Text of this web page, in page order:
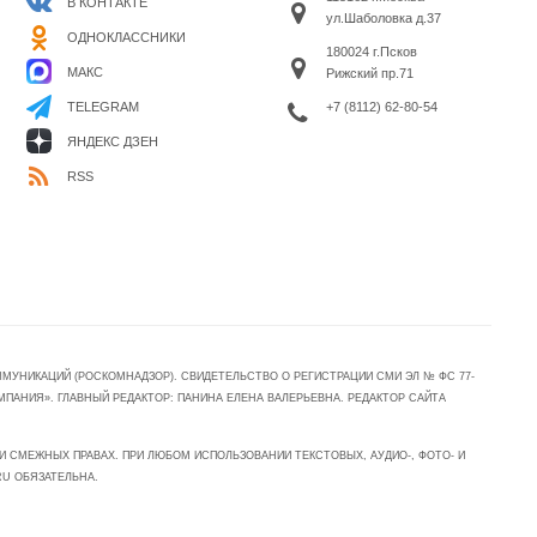
В КОНТАКТЕ
ОДНОКЛАССНИКИ
МАКС
TELEGRAM
ЯНДЕКС ДЗЕН
RSS
ул.Шаболовка д.37
180024 г.Псков
Рижский пр.71
+7 (8112) 62-80-54
(РОСКОМНАДЗОР). СВИДЕТЕЛЬСТВО О РЕГИСТРАЦИИ СМИ ЭЛ № ФС 77-
ГЛАВНЫЙ РЕДАКТОР: ПАНИНА ЕЛЕНА ВАЛЕРЬЕВНА. РЕДАКТОР САЙТА
ПРАВАХ. ПРИ ЛЮБОМ ИСПОЛЬЗОВАНИИ ТЕКСТОВЫХ, АУДИО-, ФОТО- И
ОБЯЗАТЕЛЬНА.